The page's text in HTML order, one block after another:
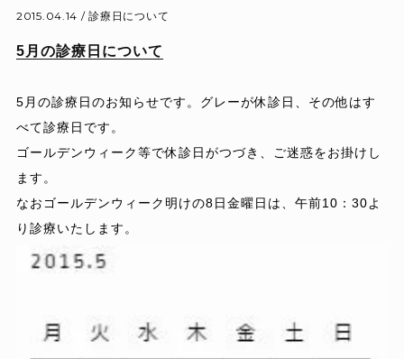
2015.04.14 /診療日について
5月の診療日について
5月の診療日のお知らせです。グレーが休診日、その他はす
べて診療日です。
ゴールデンウィーク等で休診日がつづき、ご迷惑をお掛けし
ます。
なおゴールデンウィーク明けの8日金曜日は、午前10：30よ
り診療いたします。